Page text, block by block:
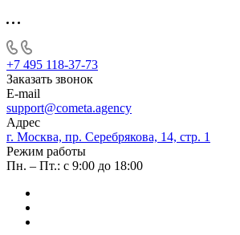
+7 495 118-37-73
Заказать звонок
E-mail
support@cometa.agency
Адрес
г. Москва, пр. Серебрякова, 14, стр. 1
Режим работы
Пн. – Пт.: с 9:00 до 18:00